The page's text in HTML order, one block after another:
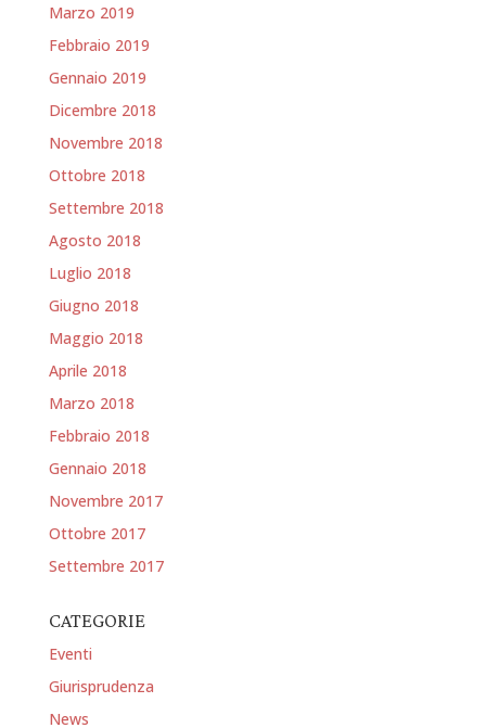
Marzo 2019
Febbraio 2019
Gennaio 2019
Dicembre 2018
Novembre 2018
Ottobre 2018
Settembre 2018
Agosto 2018
Luglio 2018
Giugno 2018
Maggio 2018
Aprile 2018
Marzo 2018
Febbraio 2018
Gennaio 2018
Novembre 2017
Ottobre 2017
Settembre 2017
CATEGORIE
Eventi
Giurisprudenza
News